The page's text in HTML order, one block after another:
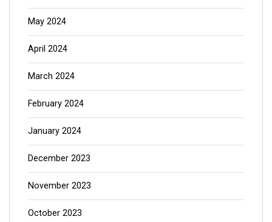
May 2024
April 2024
March 2024
February 2024
January 2024
December 2023
November 2023
October 2023